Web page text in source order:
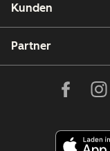
Kunden
Partner